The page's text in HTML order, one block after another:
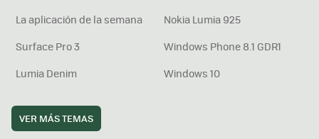
La aplicación de la semana
Nokia Lumia 925
Surface Pro 3
Windows Phone 8.1 GDR1
Lumia Denim
Windows 10
VER MÁS TEMAS